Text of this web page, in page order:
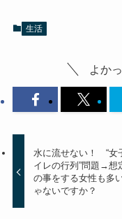
生活
よか
水に流せない！ “女
イレの行列”問題→想
の事をする女性も多
ゃないですか？